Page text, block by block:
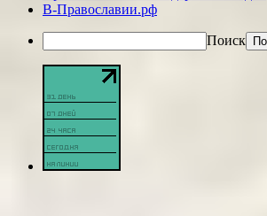
В-Православии.рф
Поиск